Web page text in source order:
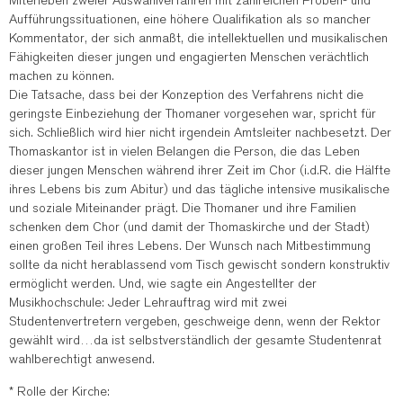
Aufführungssituationen, eine höhere Qualifikation als so mancher
Kommentator, der sich anmaßt, die intellektuellen und musikalischen
Fähigkeiten dieser jungen und engagierten Menschen verächtlich
machen zu können.
Die Tatsache, dass bei der Konzeption des Verfahrens nicht die
geringste Einbeziehung der Thomaner vorgesehen war, spricht für
sich. Schließlich wird hier nicht irgendein Amtsleiter nachbesetzt. Der
Thomaskantor ist in vielen Belangen die Person, die das Leben
dieser jungen Menschen während ihrer Zeit im Chor (i.d.R. die Hälfte
ihres Lebens bis zum Abitur) und das tägliche intensive musikalische
und soziale Miteinander prägt. Die Thomaner und ihre Familien
schenken dem Chor (und damit der Thomaskirche und der Stadt)
einen großen Teil ihres Lebens. Der Wunsch nach Mitbestimmung
sollte da nicht herablassend vom Tisch gewischt sondern konstruktiv
ermöglicht werden. Und, wie sagte ein Angestellter der
Musikhochschule: Jeder Lehrauftrag wird mit zwei
Studentenvertretern vergeben, geschweige denn, wenn der Rektor
gewählt wird…da ist selbstverständlich der gesamte Studentenrat
wahlberechtigt anwesend.
* Rolle der Kirche: